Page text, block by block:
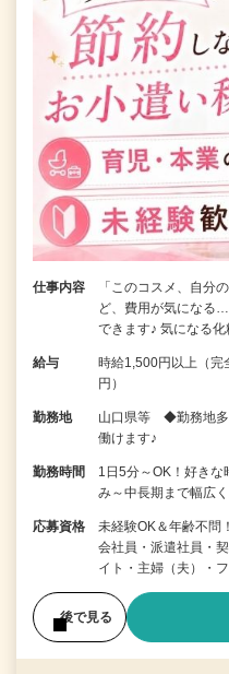
仕事内容
「このコスメ、自分
ど、費用が気になる
できます♪ 気になる
給与
時給1,500円以上（完
円）
勤務地
山口県等 ◆勤務地多
働けます♪
勤務時間
1日5分～OK！好き
み～中長期まで幅広
応募資格
未経験OK＆年齢不問
会社員・派遣社員・
イト・主婦（夫）・
後で見る